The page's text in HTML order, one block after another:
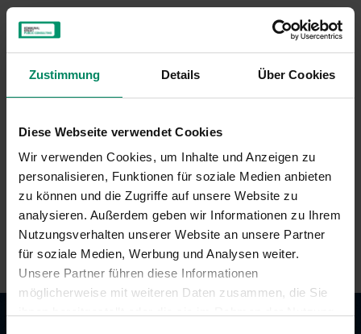
Zustimmung Details Über Cookies
Diese Webseite verwendet Cookies
Wir verwenden Cookies, um Inhalte und Anzeigen zu
personalisieren, Funktionen für soziale Medien anbieten
zu können und die Zugriffe auf unsere Website zu
analysieren. Außerdem geben wir Informationen zu Ihrem
Nutzungsverhalten unserer Website an unsere Partner
für soziale Medien, Werbung und Analysen weiter.
Unsere Partner führen diese Informationen
möglicherweise mit weiteren Daten zusammen, die Sie
ZURÜCK ZU ALLEN NEUIGKEITEN
Shortlink
https://www.climateaustria.at/vw9v6
KOPIEREN